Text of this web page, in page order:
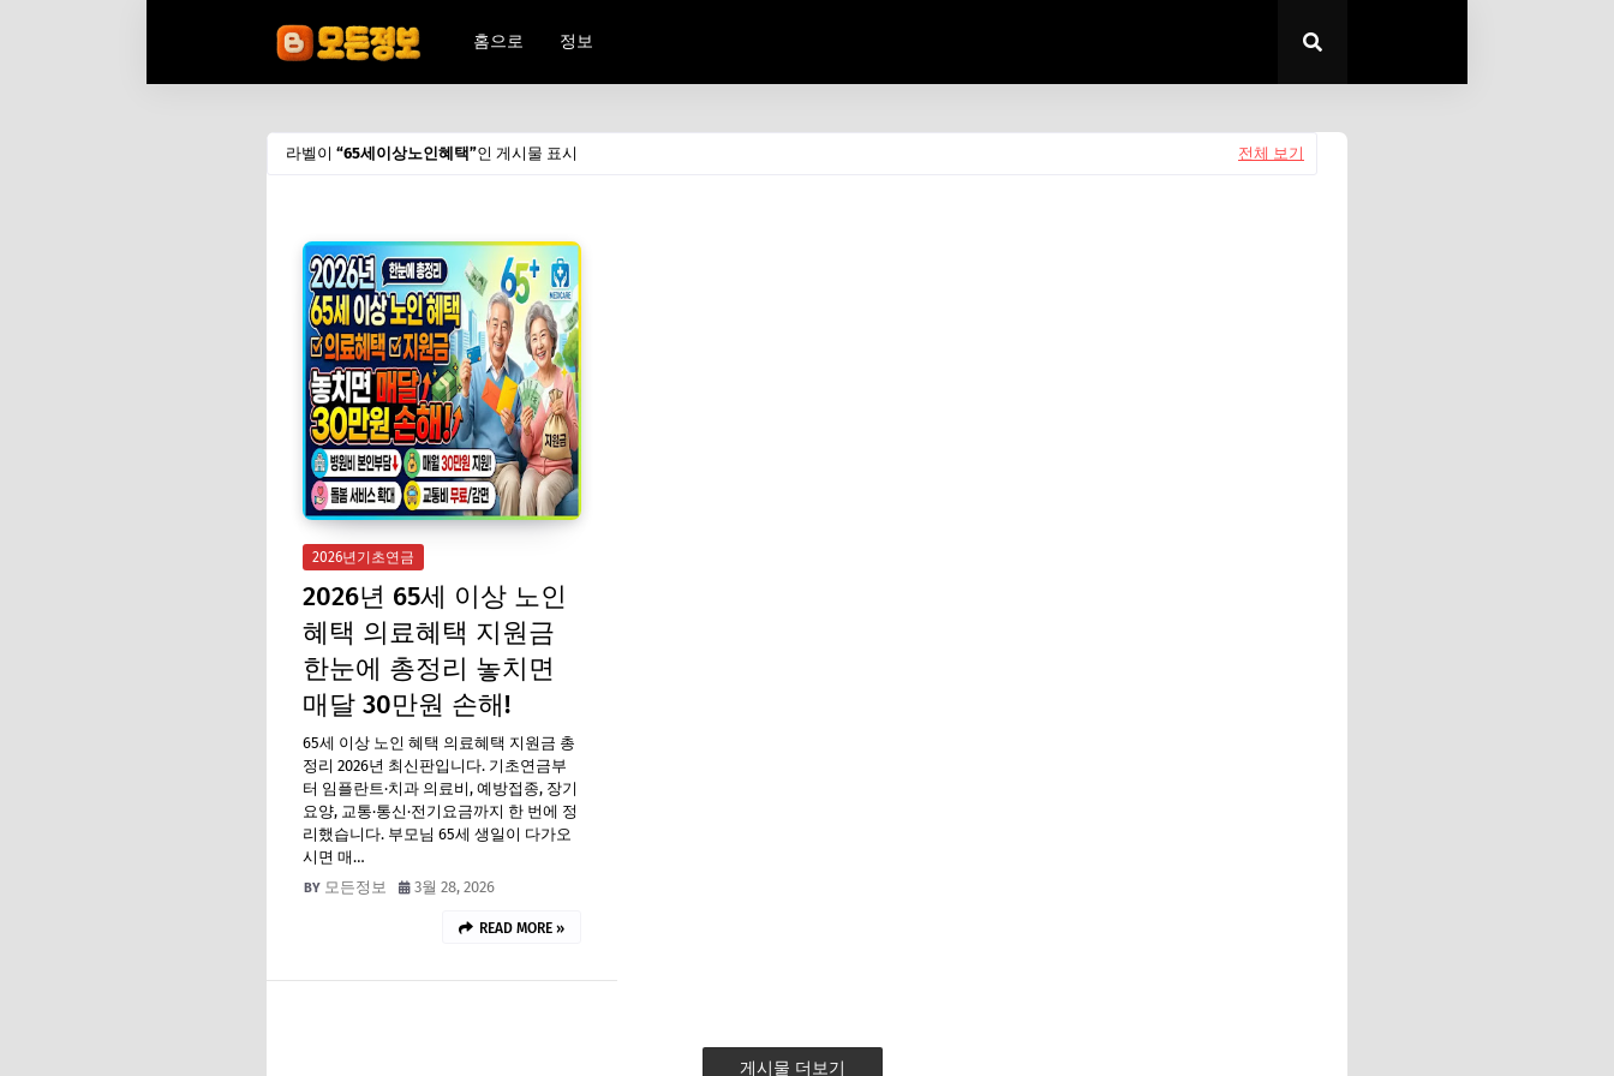
홈으로 정보
라벨이 65세이상노인혜택 인 게시물 표시 전체 보기
2026년기초연금
2026년 65세 이상 노인
혜택 의료혜택 지원금
한눈에 총정리 놓치면
매달 30만원 손해!
65세 이상 노인 혜택 의료혜택 지원금 총
정리 2026년 최신판입니다. 기초연금부
터 임플란트·치과 의료비, 예방접종, 장기
요양, 교통·통신·전기요금까지 한 번에 정
리했습니다. 부모님 65세 생일이 다가오
시면 매…
모든정보
3월 28, 2026
READ MORE »
게시물 더보기